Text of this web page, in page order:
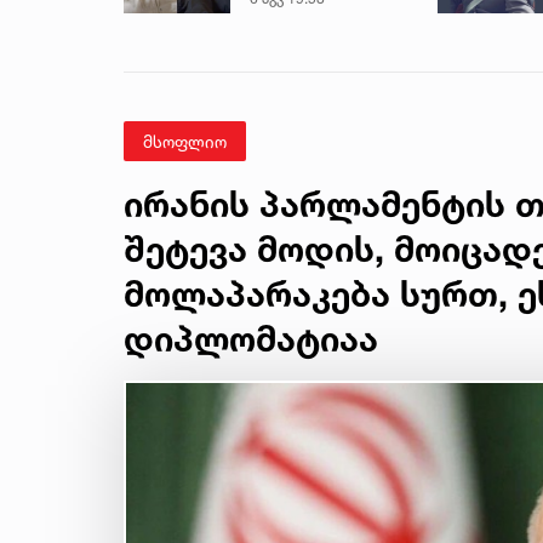
მსოფლიო
ირანის პარლამენტის
შეტევა მოდის,
მოლაპარაკება სურთ,
დიპლომატიაა